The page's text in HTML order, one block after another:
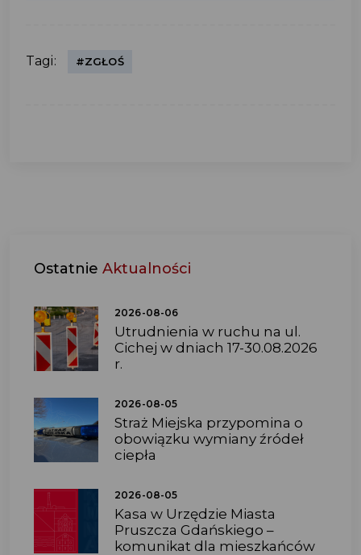
Tagi: #ZGŁOŚ
Ostatnie Aktualności
2026-08-06
Utrudnienia w ruchu na ul.
Cichej w dniach 17-30.08.2026
r.
2026-08-05
Straż Miejska przypomina o
obowiązku wymiany źródeł
ciepła
2026-08-05
Kasa w Urzędzie Miasta
Pruszcza Gdańskiego –
komunikat dla mieszkańców